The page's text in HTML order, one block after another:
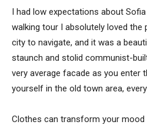
I had low expectations about
walking tour I absolutely loved the
city to navigate, and it was a
staunch and stolid communist-
very average facade as you enter
yourself in the old town area,
Clothes can transform your mood